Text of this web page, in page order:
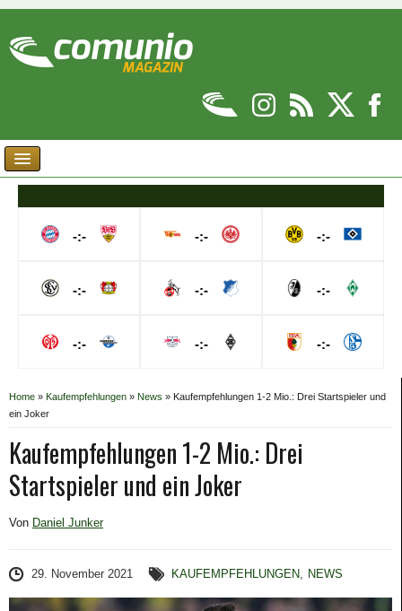
-:-
-:-
-:-
-:-
-:-
-:-
-:-
-:-
-:-
Home » Kaufempfehlungen » News » Kaufempfehlungen 1-2 Mio.: Drei Startspieler und
ein Joker
Kaufempfehlungen 1-2 Mio.: Drei
Startspieler und ein Joker
Von Daniel Junker
29. November 2021 KAUFEMPFEHLUNGEN, NEWS